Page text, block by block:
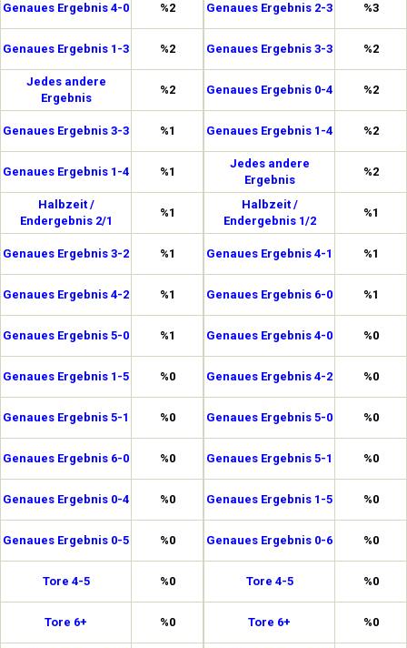
Genaues Ergebnis 4-0 %2
Genaues Ergebnis 1-3 %2
Jedes andere
Ergebnis
%2
Genaues Ergebnis 3-3 %1
Genaues Ergebnis 1-4 %1
Halbzeit /
Endergebnis 2/1
%1
Genaues Ergebnis 3-2 %1
Genaues Ergebnis 4-2 %1
Genaues Ergebnis 5-0 %1
Genaues Ergebnis 1-5 %0
Genaues Ergebnis 5-1 %0
Genaues Ergebnis 6-0 %0
Genaues Ergebnis 0-4 %0
Genaues Ergebnis 0-5 %0
Tore 4-5 %0
Tore 6+ %0
Genaues Ergebnis 2-3 %3
Genaues Ergebnis 3-3 %2
Genaues Ergebnis 0-4 %2
Genaues Ergebnis 1-4 %2
Jedes andere
Ergebnis
%2
Halbzeit /
Endergebnis 1/2
%1
Genaues Ergebnis 4-1 %1
Genaues Ergebnis 6-0 %1
Genaues Ergebnis 4-0 %0
Genaues Ergebnis 4-2 %0
Genaues Ergebnis 5-0 %0
Genaues Ergebnis 5-1 %0
Genaues Ergebnis 1-5 %0
Genaues Ergebnis 0-6 %0
Tore 4-5 %0
Tore 6+ %0